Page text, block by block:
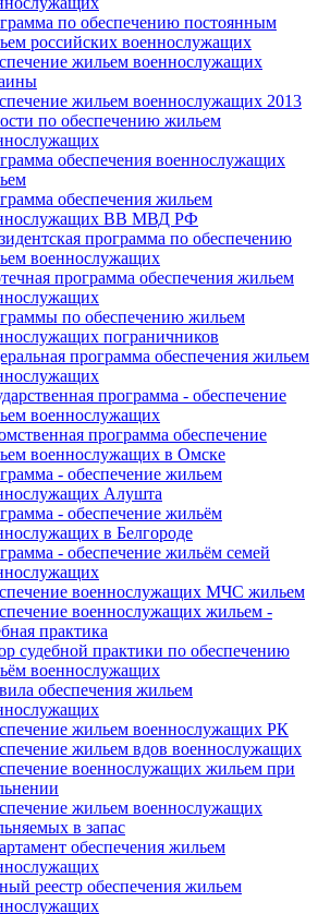
по обеспечению постоянным
российских военнослужащих
жильем военнослужащих
жильем военнослужащих 2013
по обеспечению жильем
обеспечения военнослужащих
обеспечения жильем
ВВ МВД РФ
программа по обеспечению
военнослужащих
программа обеспечения жильем
по обеспечению жильем
пограничников
программа обеспечения жильем
программа - обеспечение
военнослужащих
программа обеспечение
военнослужащих в Омске
- обеспечение жильем
Алушта
- обеспечение жильём
в Белгороде
- обеспечение жильём семей
военнослужащих МЧС жильем
военнослужащих жильем -
практика
судебной практики по обеспечению
военнослужащих
обеспечения жильем
жильем военнослужащих РК
жильем вдов военнослужащих
военнослужащих жильем при
жильем военнослужащих
в запас
обеспечения жильем
реестр обеспечения жильем